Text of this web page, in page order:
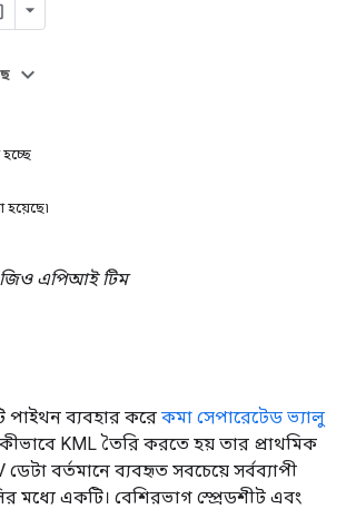
হয়েছে৷
জিও এপিআই টিম
পাইথন ব্যবহার করে কমা সেপারেটেড ভ্যালু
KML তৈরি করতে হয় তার প্রাথমিক
বর্তমানে ব্যবহৃত সবচেয়ে সর্বব্যাপী
মধ্যে একটি। বেশিরভাগ স্প্রেডশীট এবং